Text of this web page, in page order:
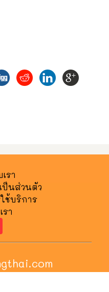
รา
ป็นส่วนตัว
ช้บริการ
า